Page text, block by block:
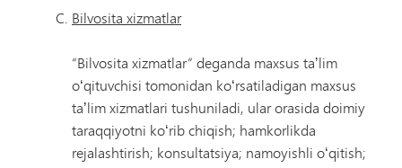
Bilvosita xizmatlar
“Bilvosita xizmatlar” deganda maxsus taʼlim
oʻqituvchisi tomonidan koʻrsatiladigan maxsus
taʼlim xizmatlari tushuniladi, ular orasida doimiy
taraqqiyotni koʻrib chiqish; hamkorlikda
rejalashtirish; konsultatsiya; namoyishli oʻqitish;